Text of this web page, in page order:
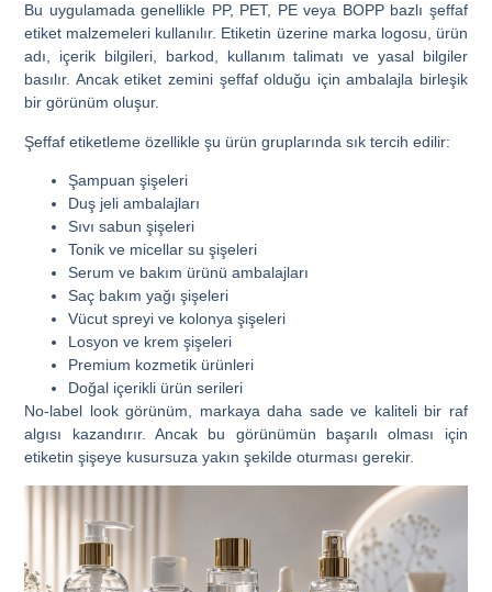
Bu uygulamada genellikle PP, PET, PE veya BOPP bazlı şeffaf
etiket malzemeleri kullanılır. Etiketin üzerine marka logosu, ürün
adı, içerik bilgileri, barkod, kullanım talimatı ve yasal bilgiler
basılır. Ancak etiket zemini şeffaf olduğu için ambalajla birleşik
bir görünüm oluşur.
Şeffaf etiketleme özellikle şu ürün gruplarında sık tercih edilir:
Şampuan şişeleri
Duş jeli ambalajları
Sıvı sabun şişeleri
Tonik ve micellar su şişeleri
Serum ve bakım ürünü ambalajları
Saç bakım yağı şişeleri
Vücut spreyi ve kolonya şişeleri
Losyon ve krem şişeleri
Premium kozmetik ürünleri
Doğal içerikli ürün serileri
No-label look görünüm, markaya daha sade ve kaliteli bir raf
algısı kazandırır. Ancak bu görünümün başarılı olması için
etiketin şişeye kusursuza yakın şekilde oturması gerekir.